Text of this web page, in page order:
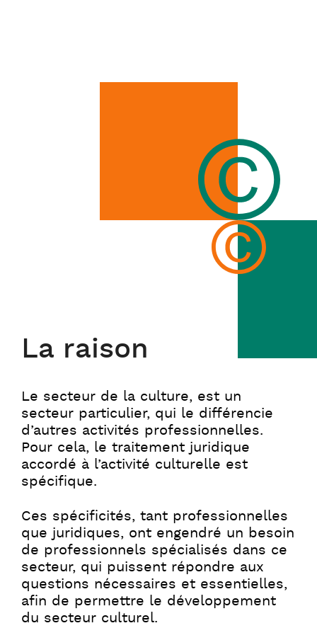
La raison
Le secteur de la culture, est un
secteur particulier, qui le différencie
d’autres activités professionnelles.
Pour cela, le traitement juridique
accordé à l’activité culturelle est
spécifique.
Ces spécificités, tant professionnelles
que juridiques, ont engendré un besoin
de professionnels spécialisés dans ce
secteur, qui puissent répondre aux
questions nécessaires et essentielles,
afin de permettre le développement
du secteur culturel.